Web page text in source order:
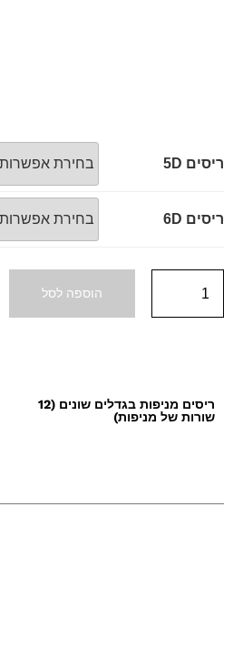
ריסים 5D
ריסים 6D
הוספה לסל
ריסים מניפות בגדלים שונים (12
שורות של מניפות)